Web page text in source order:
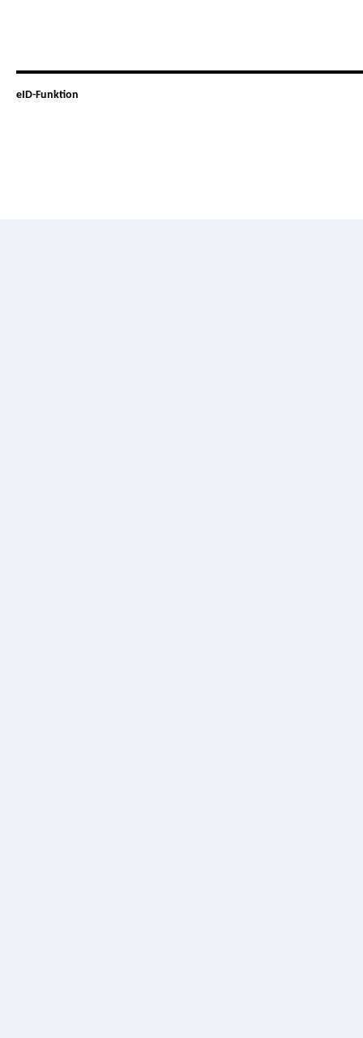
eID-Funktion